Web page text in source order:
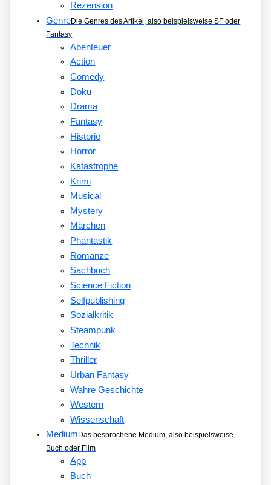
Rezension
GenreDie Genres des Artikel, also beispielsweise SF oder
Fantasy
Abenteuer
Action
Comedy
Doku
Drama
Fantasy
Historie
Horror
Katastrophe
Krimi
Musical
Mystery
Märchen
Phantastik
Romanze
Sachbuch
Science Fiction
Selfpublishing
Sozialkritik
Steampunk
Technik
Thriller
Urban Fantasy
Wahre Geschichte
Western
Wissenschaft
Medium Das besprochene Medium, also beispielsweise
Buch oder Film
App
Buch